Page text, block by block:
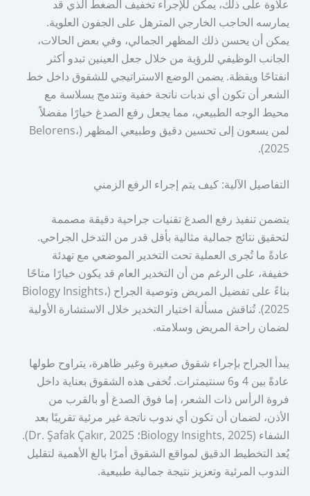
علاوة على ذلك، يمكن للإجراء تخفيف الضغط الذي قد
يمارسه الحاجب الخارجي المترهل على الجفون العلوية.
يمكن أن يحسن ذلك المظهر الجمالي، وفي بعض الحالات،
الجانب الوظيفي للرؤية من خلال جعل العينين تبدو أكثر
انفتاحًا ويقظة. يضمن الوضع الاستراتيجي للشقوق داخل خط
الشعر أن تكون أي ندبات ناتجة خفية وتندمج بسلاسة مع
محيط الوجه الطبيعي، مما يجعل رفع الصدغ خيارًا مفضلاً
لمن يسعون إلى تحسين دقيق وطبيعي المظهر (Belorens،
2025).
التفاصيل الآلية: كيف يتم إجراء الرفع الزمني
يتضمن تنفيذ رفع الصدغ تقنيات جراحية دقيقة مصممة
لتحقيق نتائج جمالية مثالية بأقل قدر من التدخل الجراحي.
عادةً ما تُجرى العملية تحت التخدير الموضعي مع تهدئة
خفيفة، على الرغم من أن التخدير العام قد يكون خيارًا متاحًا
بناءً على تفضيل المريض وتوصية الجراح (Biology Insights،
2025). تُناقش مسألة اختيار التخدير خلال الاستشارة الأولية
لضمان راحة المريض وسلامته.
يبدأ الجراح بإجراء شقوق صغيرة وغير ظاهرة، يتراوح طولها
عادةً بين 4 و6 سنتيمترات. تُخفى هذه الشقوق بعناية داخل
فروة الرأس ذات الشعر، إما فوق الصدغ أو بالقرب من
الأذن، لضمان أن تكون أي ندوب ناتجة غير مرئية تقريبًا بعد
الشفاء (Biology Insights, 2025؛ Dr. Şafak Çakır, 2025).
يُعد التخطيط الدقيق لمواقع الشقوق أمرًا بالغ الأهمية لتقليل
الندوب المرئية وتعزيز نتيجة جمالية طبيعية.